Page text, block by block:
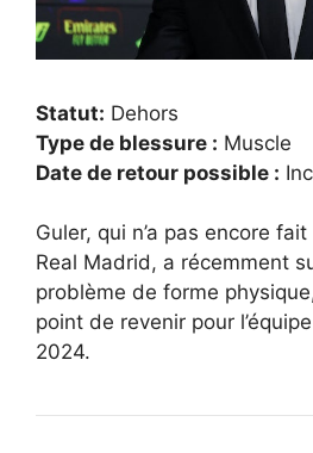
Statut: Dehors
Type de blessure : Muscle
Date de retour possible :
Guler, qui n’a pas encore
Real Madrid, a récemment
problème de forme
point de revenir pour
2024.